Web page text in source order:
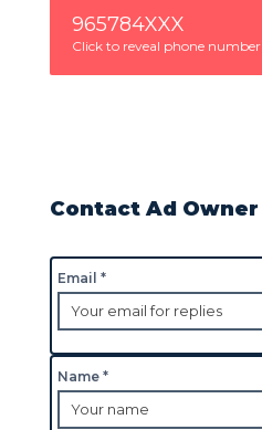
965784XXX
Click to reveal phone number
Contact Ad Owner
Email *
Name *